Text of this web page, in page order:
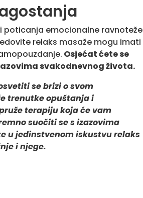
poticanja emocionalne ravnoteže
relaks masaže mogu imati
Osjećat ćete se
svakodnevnog života.
se brizi o svom
trenutke opuštanja i
terapiju koja će vam
suočiti se s izazovima
u jedinstvenom iskustvu relaks
i njege.